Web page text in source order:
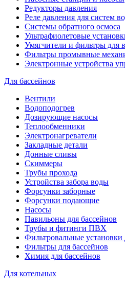
Редукторы давления
Реле давления для систем
Системы обратного осмоса
Ультрафиолетовые
Умягчители и фильтры для
Фильтры промывные
Электронные устройства
Для бассейнов
Вентили
Водоподогрев
Дозирующие насосы
Теплообменники
Электронагреватели
Закладные детали
Донные сливы
Скиммеры
Трубы прохода
Устройства забора воды
Форсунки заборные
Форсунки подающие
Насосы
Павильоны для бассейнов
Трубы и фитинги ПВХ
Фильтровальные установки
Фильтры для бассейнов
Химия для бассейнов
Для котельных